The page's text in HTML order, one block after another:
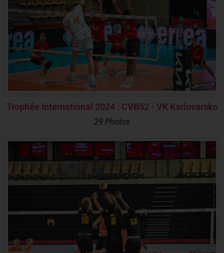
Trophée International 2024 : CVB52 - VK Karlovarsko
29 Photos